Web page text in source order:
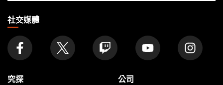
家
社交媒體
究探
公司